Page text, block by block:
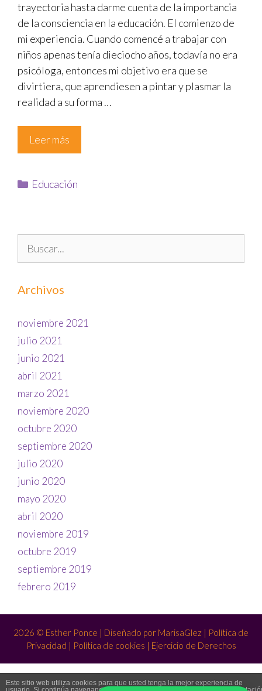
trayectoria hasta darme cuenta de la importancia
de la consciencia en la educación. El comienzo de
mi experiencia. Cuando comencé a trabajar con
niños apenas tenía dieciocho años, todavía no era
psicóloga, entonces mi objetivo era que se
divirtiera, que aprendiesen a pintar y plasmar la
realidad a su forma …
Leer más
Educación
Archivos
noviembre 2021
julio 2021
junio 2021
abril 2021
marzo 2021
noviembre 2020
octubre 2020
septiembre 2020
julio 2020
junio 2020
mayo 2020
abril 2020
noviembre 2019
octubre 2019
septiembre 2019
febrero 2019
2026 © Esther Ponce | Diseñado por MarisaGlez | Política de
Privacidad | Política de cookies | Ejercicio de Derechos
Este sitio web utiliza cookies para que usted tenga la mejor experiencia de